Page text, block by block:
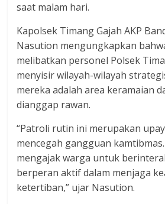
saat malam hari.
Kapolsek Timang Gajah AKP
Nasution mengungkapkan
melibatkan personel Polsek
menyisir wilayah-wilayah
mereka adalah area keramaian
dianggap rawan.
“Patroli rutin ini merupakan
mencegah gangguan
mengajak warga untuk
berperan aktif dalam menjaga
ketertiban,” ujar Nasution.